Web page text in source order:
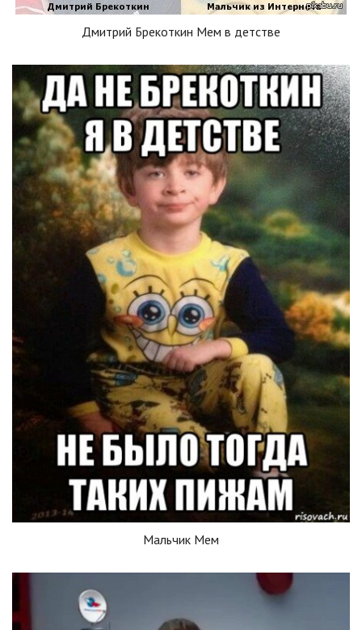
Дмитрий Брекоткин Мем в детстве
Мальчик Мем